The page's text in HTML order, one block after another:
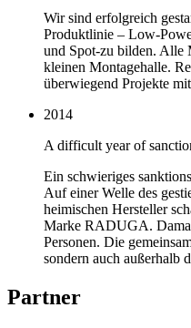
Wir sind erfolgreich
Produktlinie – Low-
und Spot-zu bilden. Alle
kleinen Montagehalle.
überwiegend Projekte
2014
A difficult year of
Ein schwieriges
Auf einer Welle des
heimischen Hersteller
Marke RADUGA.
Personen. Die
sondern auch außerhalb
Partner